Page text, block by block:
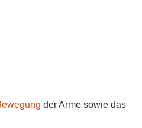
der Arme sowie das